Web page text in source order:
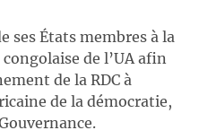
ses États membres à la
de l’UA afin
de la RDC à
de la démocratie,